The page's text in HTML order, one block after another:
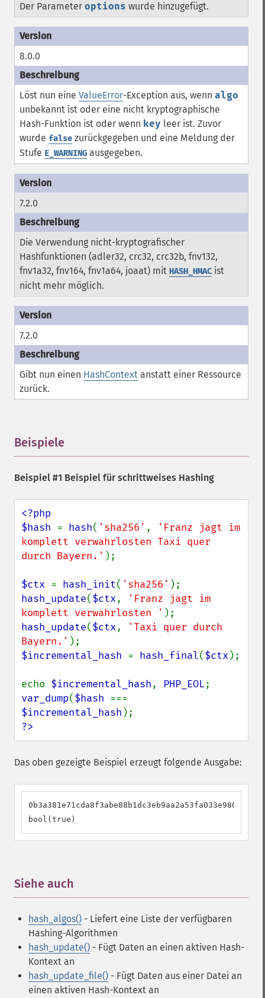
Der Parameter options wurde hinzugefügt.
8.0.0
Löst nun eine ValueError-Exception aus, wenn algo
unbekannt ist oder eine nicht kryptographische
Hash-Funktion ist oder wenn key leer ist. Zuvor
wurde false zurückgegeben und eine Meldung der
Stufe E_WARNING ausgegeben.
7.2.0
Die Verwendung nicht-kryptografischer
Hashfunktionen (adler32, crc32, crc32b, fnv132,
fnv1a32, fnv164, fnv1a64, joaat) mit HASH_HMAC ist
nicht mehr möglich.
7.2.0
Gibt nun einen HashContext anstatt einer Ressource
zurück.
Beispiele
Beispiel #1 Beispiel für schrittweises Hashing
<?php
$hash = hash( 'sha256' ,
'Franz jagt im
komplett verwahrlosten Taxi quer
durch Bayern.' );
$ctx = hash_init( 'sha256'
hash_update($ctx,
'Franz jagt im
komplett verwahrlosten '
hash_update($ctx,
'Taxi quer durch
Bayern.'
$incremental_hash = hash_final($ctx );
echo $incremental_hash, PHP_EOL
var_dump($hash
$incremental_hash
?>
Das oben gezeigte Beispiel erzeugt folgende Ausgabe:
bool(true)
Siehe auch
hash_algos() - Liefert eine Liste der verfügbaren
Hashing-Algorithmen
hash_update() - Fügt Daten an einen aktiven Hash-
Kontext an
hash_update_file() - Fügt Daten aus einer Datei an
einen aktiven Hash-Kontext an